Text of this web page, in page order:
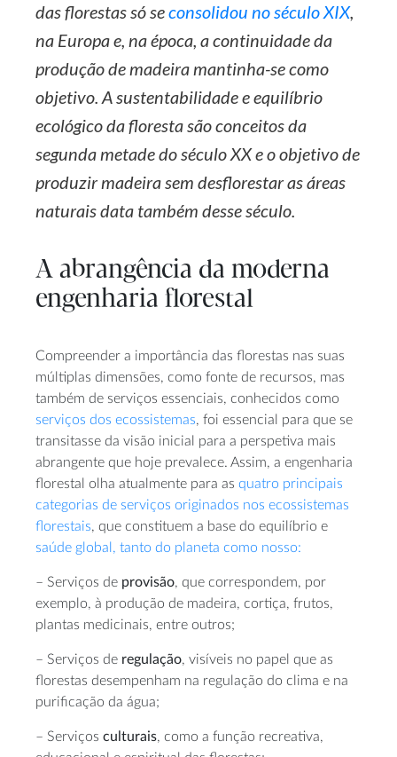
das florestas só seconsolidou no século XIX,
na Europa e, na época, a continuidade da
produção de madeira mantinha-se como
objetivo. A sustentabilidade e equilíbrio
ecológico da floresta são conceitos da
segunda metade do século XX e o objetivo de
produzir madeira sem desflorestar as áreas
naturais data também desse século.
A abrangência da moderna
engenharia florestal
Compreender a importância das florestas nas suas
múltiplas dimensões, como fonte de recursos, mas
também de serviços essenciais, conhecidos como
serviços dos ecossistemas, foi essencial para que se
transitasse da visão inicial para a perspetiva mais
abrangente que hoje prevalece. Assim, a engenharia
florestal olha atualmente para as quatro principais
categorias de serviços originados nos ecossistemas
florestais, que constituem a base do equilíbrio e
saúde global, tanto do planeta como nosso:
– Serviços de provisão, que correspondem, por
exemplo, à produção de madeira, cortiça, frutos,
plantas medicinais, entre outros;
– Serviços de regulação, visíveis no papel que as
florestas desempenham na regulação do clima e na
purificação da água;
– Serviços culturais, como a função recreativa,